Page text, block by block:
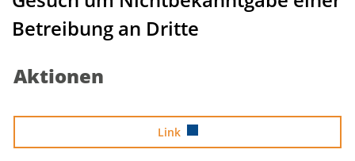
Betreibung an Dritte
Aktionen
Link